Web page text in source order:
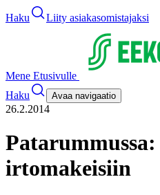
Haku Liity asiakasomistajaksi
Mene Etusivulle
Haku
Avaa navigaatio
26.2.2014
irtomakeisiin